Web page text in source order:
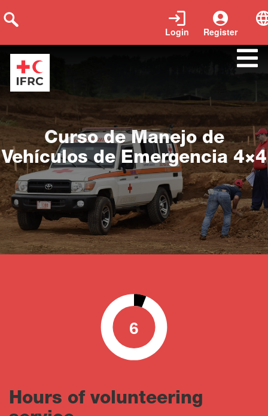
Register
Login
Curso de Manejo de
Vehículos de Emergencia 4×4
6
0 100
Hours of volunteering